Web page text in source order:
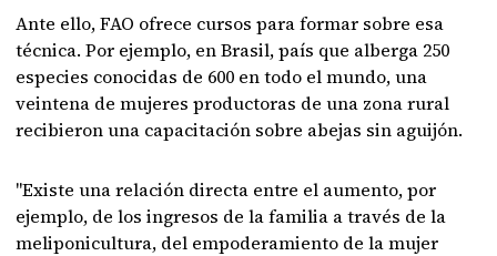
Ante ello, FAO ofrece cursos para formar sobre esa
técnica. Por ejemplo, en Brasil, país que alberga 250
especies conocidas de 600 en todo el mundo, una
veintena de mujeres productoras de una zona rural
recibieron una capacitación sobre abejas sin aguijón.
"Existe una relación directa entre el aumento, por
ejemplo, de los ingresos de la familia a través de la
meliponicultura, del empoderamiento de la mujer